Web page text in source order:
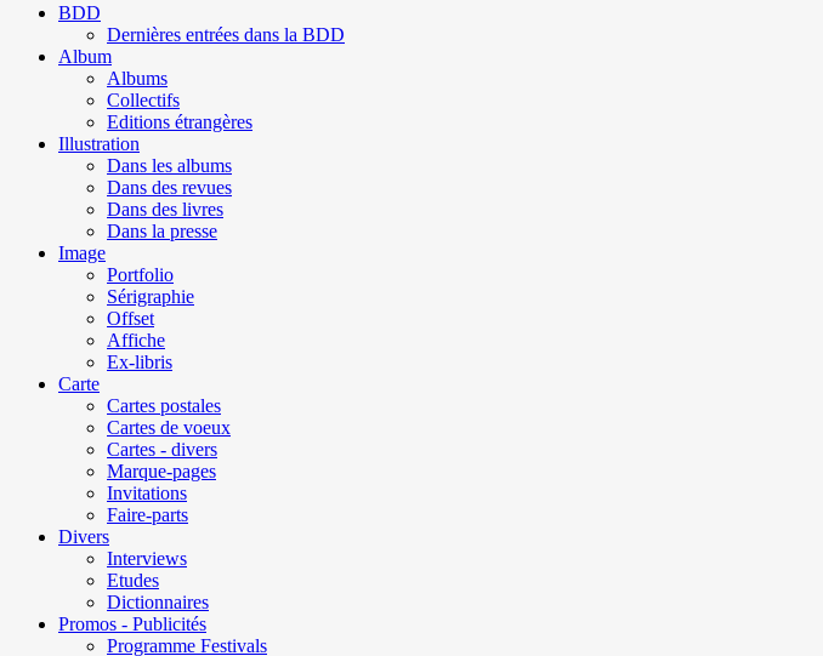
BDD
Dernières entrées dans la BDD
Album
Albums
Collectifs
Editions étrangères
Illustration
Dans les albums
Dans des revues
Dans des livres
Dans la presse
Image
Portfolio
Sérigraphie
Offset
Affiche
Ex-libris
Carte
Cartes postales
Cartes de voeux
Cartes - divers
Marque-pages
Invitations
Faire-parts
Divers
Interviews
Etudes
Dictionnaires
Promos - Publicités
Programme Festivals